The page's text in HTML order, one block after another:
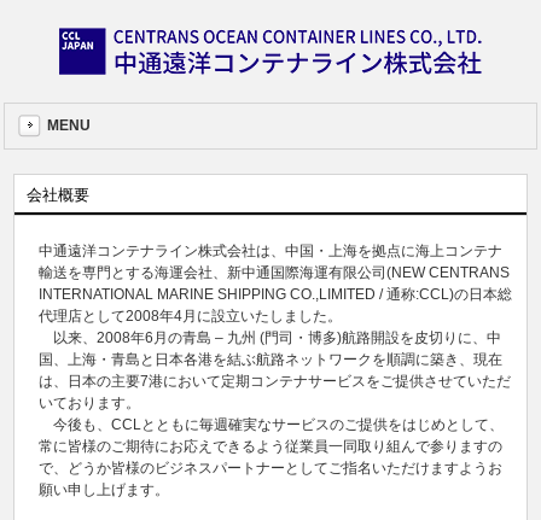
MENU
会社概要
中通遠洋コンテナライン株式会社は、中国・上海を拠点に海上コンテナ
輸送を専門とする海運会社、新中通国際海運有限公司(NEW CENTRANS
INTERNATIONAL MARINE SHIPPING CO.,LIMITED / 通称:CCL)の日本総
代理店として2008年4月に設立いたしました。
以来、2008年6月の青島 – 九州 (門司・博多)航路開設を皮切りに、中
国、上海・青島と日本各港を結ぶ航路ネットワークを順調に築き、現在
は、日本の主要7港において定期コンテナサービスをご提供させていただ
いております。
今後も、CCLとともに毎週確実なサービスのご提供をはじめとして、
常に皆様のご期待にお応えできるよう従業員一同取り組んで参りますの
で、どうか皆様のビジネスパートナーとしてご指名いただけますようお
願い申し上げます。